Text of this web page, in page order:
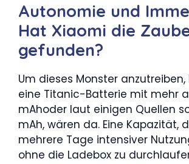
Autonomie und
Hat Xiaomi die
gefunden?
Um dieses Monster
eine Titanic-Batterie mit mehr
mAhoder laut einigen Quellen
mAh, wären da. Eine Kapazität,
mehrere Tage intensiver
ohne die Ladebox zu